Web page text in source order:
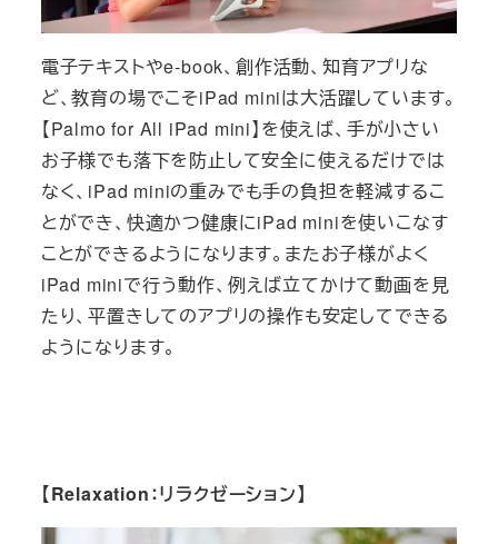
電子テキストやe-book、創作活動、知育アプリな
ど、教育の場でこそiPad miniは大活躍しています。
【Palmo for All iPad mini】を使えば、手が小さい
お子様でも落下を防止して安全に使えるだけでは
なく、iPad miniの重みでも手の負担を軽減するこ
とができ、快適かつ健康にiPad miniを使いこなす
ことができるようになります。またお子様がよく
iPad miniで行う動作、例えば立てかけて動画を見
たり、平置きしてのアプリの操作も安定してできる
ようになります。
【Relaxation：リラクゼーション】